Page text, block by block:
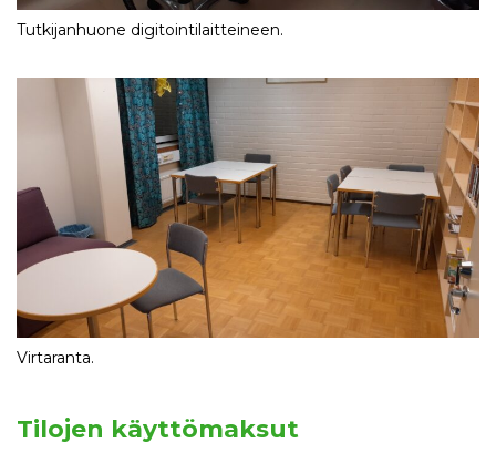
Tutkijanhuone digitointilaitteineen.
Virtaranta.
Tilojen käyttömaksut